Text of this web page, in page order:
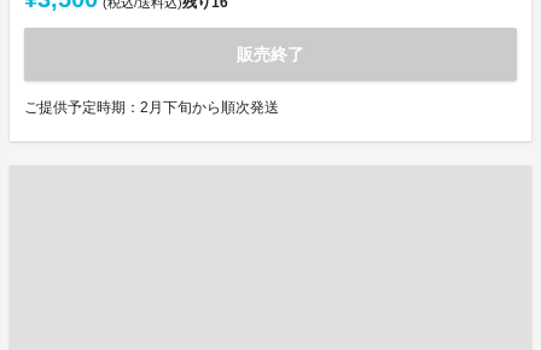
販売終了
ご提供予定時期：2月下旬から順次発送